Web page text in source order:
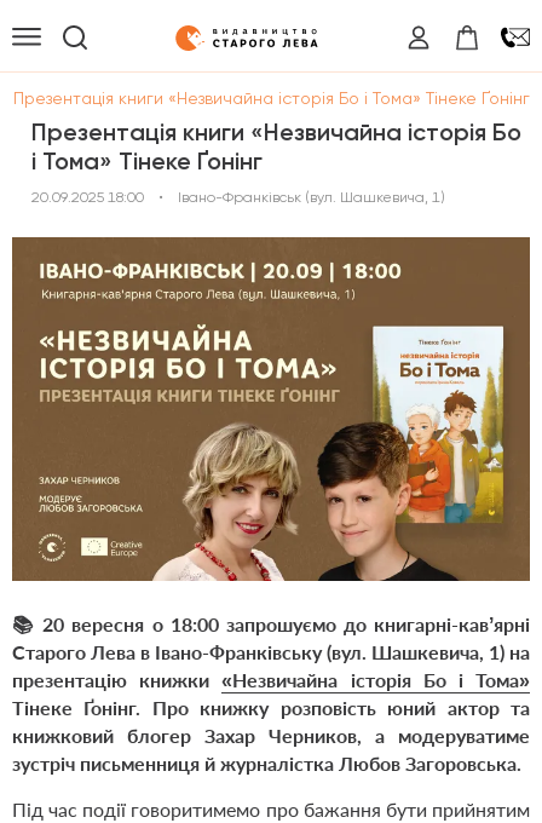
Презентація книги «Незвичайна історія Бо і Тома» Тінеке Ґонінг
Презентація книги «Незвичайна історія Бо
і Тома» Тінеке Ґонінг
20.09.2025 18:00 • Івано-Франківськ (вул. Шашкевича, 1)
📚 20 вересня о 18:00 запрошуємо до книгарні-кавʼярні
Старого Лева в Івано-Франківську (вул. Шашкевича, 1) на
презентацію книжки«Незвичайна історія Бо і Тома»
Тінеке Ґонінг. Про книжку розповість юний актор та
книжковий блогер Захар Черников, а модеруватиме
зустріч письменниця й журналістка Любов Загоровська.
Під час події говоритимемо про бажання бути прийнятим